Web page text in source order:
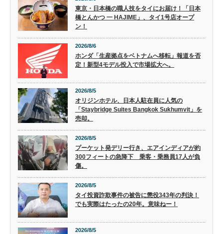
東京・日本橋の職人技をタイにお届け！「日本
橋とんかつ 一 HAJIME」、タイ1号店オープ
ン！
2026/8/6
ホンダ「生産拠点をベトナムへ移転」報道を否
定！新型4モデル投入で市場拡大へ。
2026/8/5
オリジンホテル、日本人駐在員に人気の
「Staybridge Suites Bangkok Sukhumvit」を
売却。
2026/8/5
プーケット発デリー行き、エアインディアが約
300フィートの急降下 乗客・乗務員17人が負
傷。
2026/8/5
タイ投資詐欺事件の被告に懲役343年の判決！
でも実際はたったの20年。意味ねー！
2026/8/5